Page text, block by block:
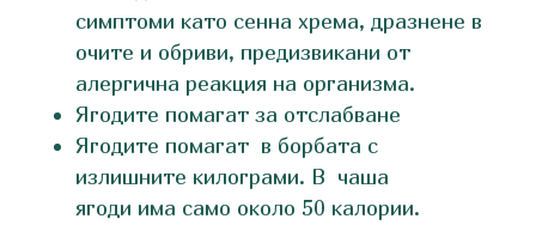
симптоми като сенна хрема, дразнене в
очите и обриви, предизвикани от
алергична реакция на организма.
Ягодите помагат за отслабване
Ягодите помагат в борбата с
излишните килограми. В чаша
ягоди има само около 50 калории.